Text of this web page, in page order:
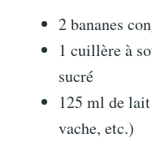
2 bananes
1 cuillère à
sucré
125 ml de
vache, etc.)